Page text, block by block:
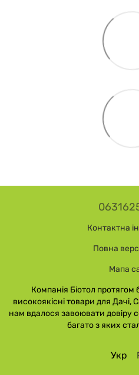
Контактна
Повна
Мапа
Компанія Біотол протягом
високоякісні товари для Дачі,
нам вдалося завоювати довіру
багато з яких
Укр